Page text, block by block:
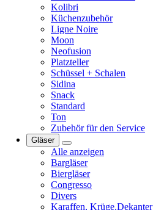
Kolibri
Küchenzubehör
Ligne Noire
Moon
Neofusion
Platzteller
Schüssel + Schalen
Sidina
Snack
Standard
Ton
Zubehör für den Service
Gläser
Alle anzeigen
Bargläser
Biergläser
Congresso
Divers
Karaffen, Krüge,Dekanter